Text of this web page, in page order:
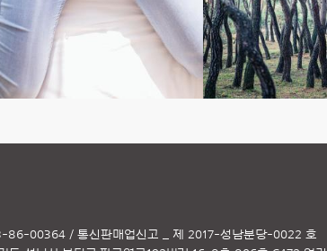
86-00364 / 통신판매업신고 _ 제 2017-성남분당-0022 호